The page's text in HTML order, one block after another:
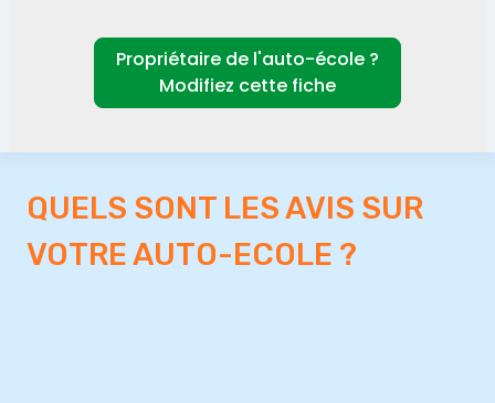
Propriétaire de l'auto-école ?
Modifiez cette fiche
QUELS SONT LES AVIS SUR
VOTRE AUTO-ECOLE ?